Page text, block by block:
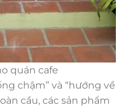
quán cafe
chậm” và “hướng về
cầu, các sản phẩm